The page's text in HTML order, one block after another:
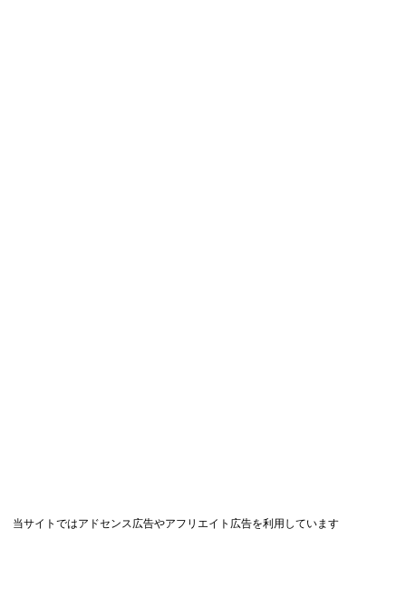
当サイトではアドセンス広告やアフリエイト広告を利用しています